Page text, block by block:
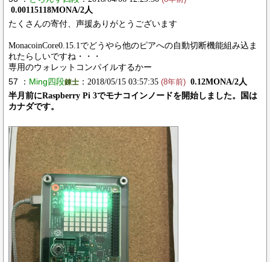
0.00115118MONA/2人
たくさんの寄付、声援ありがとうございます
MonacoinCore0.15.1でどうやら他のピアへの自動切断機能組み込ま
れたらしいですね・・・
専用のウォレットコンパイルするかー
57 ： Ming四段錬士 ：2018/05/15 03:57:35 (8年前) 0.12MONA/2人
半月前にRaspberry Pi 3でモナコインノードを開始しました。国は
カナダです。